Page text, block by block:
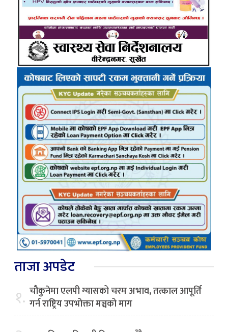
ताजा अपडेट
१. चौकुनेमा एलपी ग्यासको चरम अभाव, तत्काल आपूर्ति
गर्न राष्ट्रिय उपभोक्ता मञ्चको माग